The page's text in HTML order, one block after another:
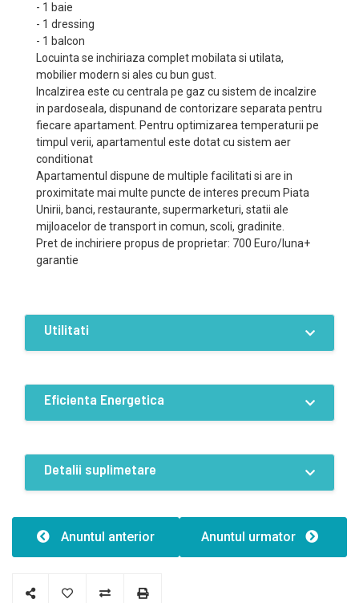
- 1 baie
- 1 dressing
- 1 balcon
Locuinta se inchiriaza complet mobilata si utilata,
mobilier modern si ales cu bun gust.
Incalzirea este cu centrala pe gaz cu sistem de incalzire
in pardoseala, dispunand de contorizare separata pentru
fiecare apartament. Pentru optimizarea temperaturii pe
timpul verii, apartamentul este dotat cu sistem aer
conditionat
Apartamentul dispune de multiple facilitati si are in
proximitate mai multe puncte de interes precum Piata
Unirii, banci, restaurante, supermarketuri, statii ale
mijloacelor de transport in comun, scoli, gradinite.
Pret de inchiriere propus de proprietar: 700 Euro/luna+
garantie
Utilitati
Eficienta Energetica
Detalii suplimetare
Tip clădire:1
Anuntul anterior Anuntul urmator